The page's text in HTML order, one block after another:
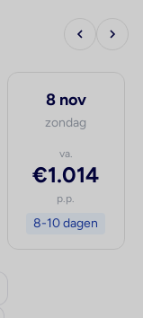
8 nov
zondag
va.
€1.014
p.p.
8-10 dagen